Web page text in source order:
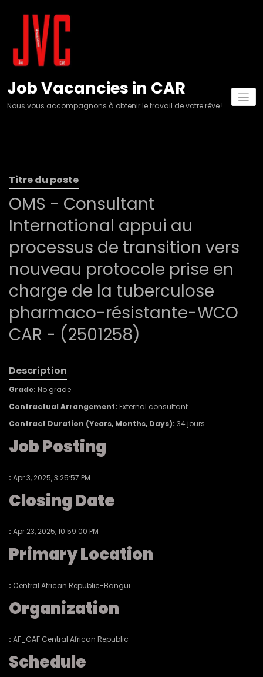
Job Vacancies in CAR
Nous vous accompagnons à obtenir le travail de votre rêve !
Titre du poste
OMS - Consultant
International appui au
processus de transition vers
nouveau protocole prise en
charge de la tuberculose
pharmaco-résistante-WCO
CAR - (2501258)
Description
Grade: No grade
Contractual Arrangement: External consultant
Contract Duration (Years, Months, Days): 34 jours
Job Posting
: Apr 3, 2025, 3:25:57 PM
Closing Date
: Apr 23, 2025, 10:59:00 PM
Primary Location
: Central African Republic-Bangui
Organization
: AF_CAF Central African Republic
Schedule